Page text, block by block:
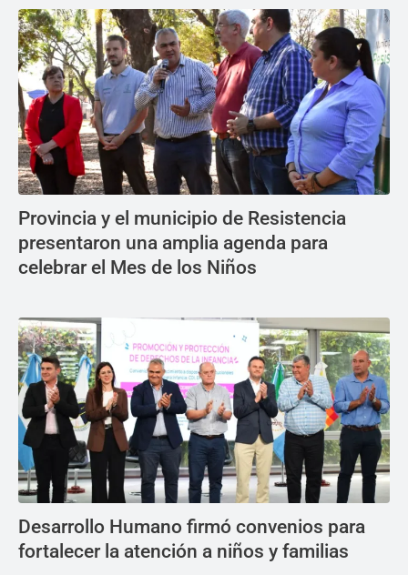
Provincia y el municipio de Resistencia
presentaron una amplia agenda para
celebrar el Mes de los Niños
Desarrollo Humano firmó convenios para
fortalecer la atención a niños y familias